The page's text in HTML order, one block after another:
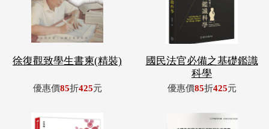
徐復觀致學生書柬(精裝)
優惠價85折425元
國民法官必備之基礎鑑識
科學
優惠價85折425元